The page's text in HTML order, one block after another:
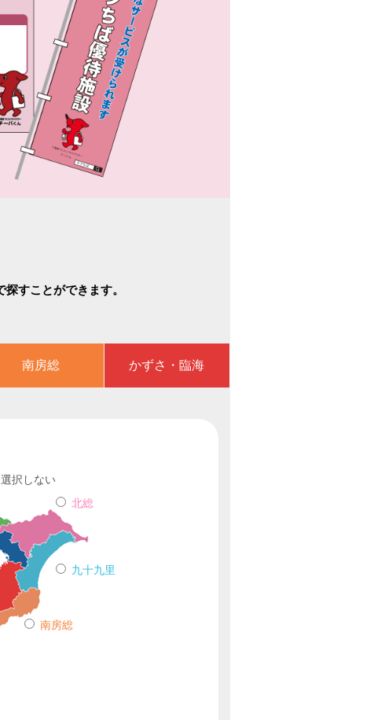
すことができます。
南房総 かずさ・臨海
選択しない
北総
九十九里
南房総